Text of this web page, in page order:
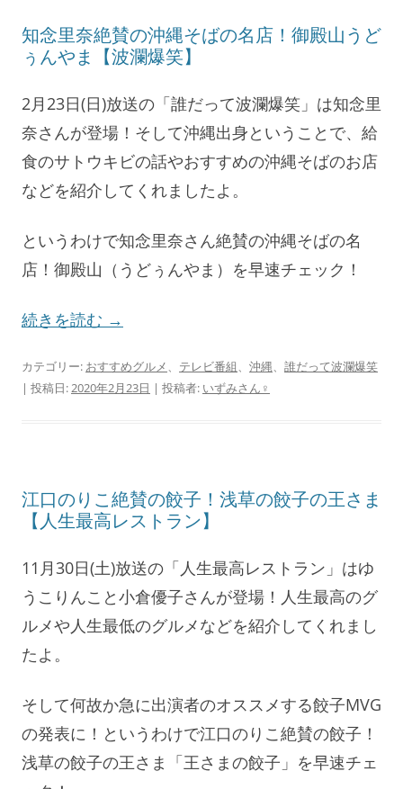
知念里奈絶賛の沖縄そばの名店！御殿山うど
ぅんやま【波瀾爆笑】
2月23日(日)放送の「誰だって波瀾爆笑」は知念里
奈さんが登場！そして沖縄出身ということで、給
食のサトウキビの話やおすすめの沖縄そばのお店
などを紹介してくれましたよ。
というわけで知念里奈さん絶賛の沖縄そばの名
店！御殿山（うどぅんやま）を早速チェック！
続きを読む →
カテゴリー: おすすめグルメ、 テレビ番組、 沖縄、 誰だって波瀾爆笑
| 投稿日:2020年2月23日 | 投稿者: いずみさん♀
江口のりこ絶賛の餃子！浅草の餃子の王さま
【人生最高レストラン】
11月30日(土)放送の「人生最高レストラン」はゆ
うこりんこと小倉優子さんが登場！人生最高のグ
ルメや人生最低のグルメなどを紹介してくれまし
たよ。
そして何故か急に出演者のオススメする餃子MVG
の発表に！というわけで江口のりこ絶賛の餃子！
浅草の餃子の王さま「王さまの餃子」を早速チェ